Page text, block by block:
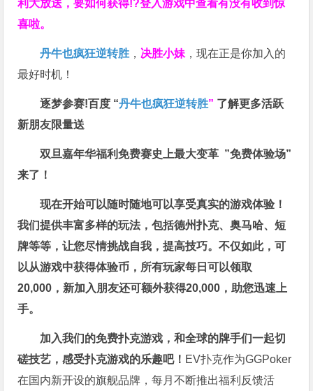
利大放送，要如何获得!?登入游戏中查看有没有收到惊
喜啦。
丹牛也疯狂逆转胜 ， 决胜小妹 ，现在正是你加入的
最好时机！
逐梦参赛!百度 “丹牛也疯狂逆转胜” 了解更多活跃
新朋友限量送
双旦嘉年华福利免费赛史上最大变革 ”免费体验场”
来了！
现在开始可以随时随地可以享受真实的游戏体验！
我们提供丰富多样的玩法，包括德州扑克、奥马哈、短
牌等等，让您尽情挑战自我，提高技巧。不仅如此，可
以从游戏中获得体验币，所有玩家每日可以领取
20,000，新加入朋友还可额外获得20,000，助您迅速上
手。
加入我们的免费扑克游戏，和全球的牌手们一起切
磋技艺，感受扑克游戏的乐趣吧！ EV扑克作为GGPoker
在国内新开设的旗舰品牌，每月不断推出福利反馈活